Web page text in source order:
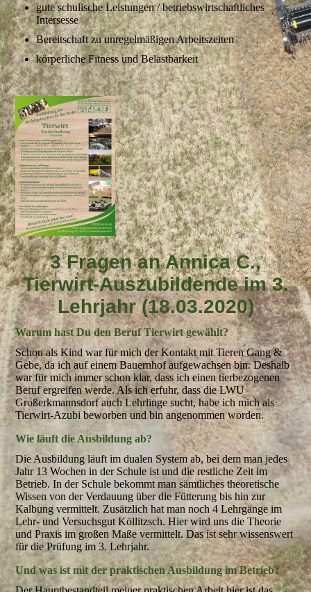
gute schulische Leistungen / betriebswirtschaftliches
Intersesse
Bereitschaft zu unregelmäßigen Arbeitszeiten
körperliche Fitness und Belastbarkeit
3 Fragen an Annica C.,
Tierwirt-Auszubildende im 3.
Lehrjahr (18.03.2020)
Warum hast Du den Beruf Tierwirt gewählt?
Schon als Kind war für mich der Kontakt mit Tieren Gang &
Gebe, da ich auf einem Bauernhof aufgewachsen bin. Deshalb
war für mich immer schon klar, dass ich einen tierbezogenen
Beruf ergreifen werde. Als ich erfuhr, dass die LWU
Großerkmannsdorf auch Lehrlinge sucht, habe ich mich als
Tierwirt-Azubi beworben und bin angenommen worden.
Wie läuft die Ausbildung ab?
Die Ausbildung läuft im dualen System ab, bei dem man jedes
Jahr 13 Wochen in der Schule ist und die restliche Zeit im
Betrieb. In der Schule bekommt man sämtliches theoretische
Wissen von der Verdauung über die Fütterung bis hin zur
Kalbung vermittelt. Zusätzlich hat man noch 4 Lehrgänge im
Lehr- und Versuchsgut Köllitzsch. Hier wird uns die Theorie
und Praxis im großen Maße vermittelt. Das ist sehr wissenswert
für die Prüfung im 3. Lehrjahr.
Und was ist mit der praktischen Ausbildung im Betrieb?